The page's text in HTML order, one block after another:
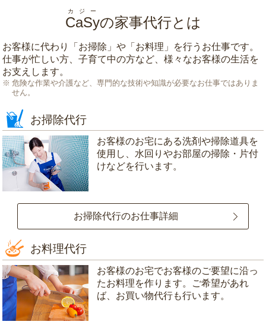
CaSy
カジー
の家事代行とは
お客様に代わり「 お掃除 」や「 お料理 」を行うお仕事です。
仕事が忙しい方、子育て中の方など、様々なお客様の生活を
お支えします。
危険な作業や介護など、専門的な技術や知識が必要なお仕事ではありま
せん。
お掃除代行
お客様のお宅にある洗剤や掃除道具を
使用し、水回りやお部屋の掃除・片付
けなどを行います。
お掃除代行のお仕事詳細
お料理代行
お客様のお宅でお客様のご要望に沿っ
たお料理を作ります。ご希望があれ
ば、お買い物代行も行います。